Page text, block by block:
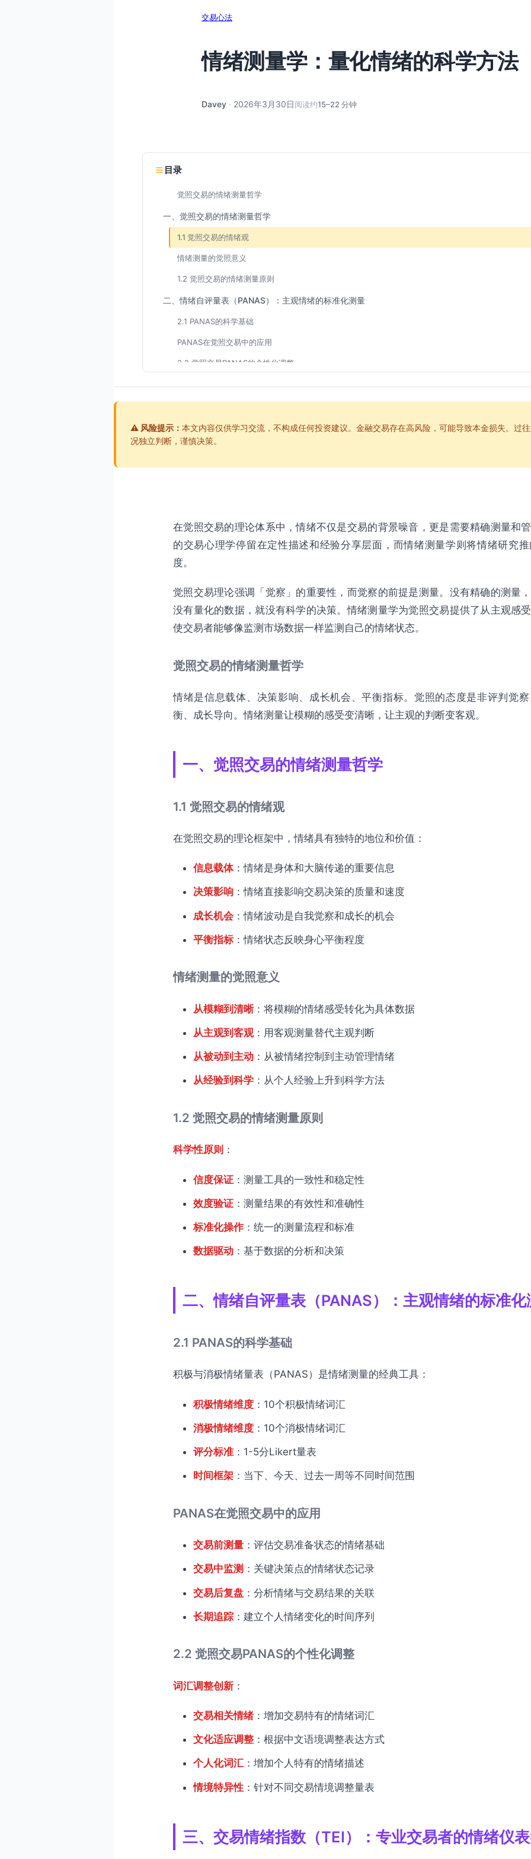
交易心法
情绪测量学：量化情绪的科学方法
Davey · 2026年3月30日阅读约15–22 分钟
目录
觉照交易的情绪测量哲学
一、觉照交易的情绪测量哲学
1.1 觉照交易的情绪观
情绪测量的觉照意义
1.2 觉照交易的情绪测量原则
二、情绪自评量表（PANAS）：主观情绪的标准化测量
2.1 PANAS的科学基础
PANAS在觉照交易中的应用
2.2 觉照交易PANAS的个性化调整
三、交易情绪指数（TEI）：专业交易者的情绪仪表盘
3.2 TEI的测量与计算
TEI在觉照交易实践中的应用
四、生理信号监测：身体的情绪数据流
五、行为模式分析：交易行为的情绪密码
5.1 交易行为的情绪表达
六、多方法整合：全面的情绪测量体系
6.1 整合测量的必要性
6.2 整合测量体系设计
7.1 案例一：从情绪盲目到情绪觉察
测量体系建立与觉照训练
测量适应与觉照理念融入
整合优化与觉照系统构建
8.2 学习与发展资源
九、常见问题与觉照解答
9.1 情绪测量是否违背觉照的非评判原则？
9.4 情绪测量的数据如何保护隐私？
⚠️ 风险提示： 本文内容仅供学习交流，不构成任何投资建议。金融交易存在高风险，可能导致本金损失。过
况独立判断，谨慎决策。
在觉照交易的理论体系中，情绪不仅是交易的背景噪音，更是需要精确测量和
的交易心理学停留在定性描述和经验分享层面，而情绪测量学则将情绪研究
度。
觉照交易理论强调「觉察」的重要性，而觉察的前提是测量。没有精确的测量
没有量化的数据，就没有科学的决策。情绪测量学为觉照交易提供了从主观感
使交易者能够像监测市场数据一样监测自己的情绪状态。
觉照交易的情绪测量哲学
情绪是信息载体、决策影响、成长机会、平衡指标。觉照的态度是非评判觉
衡、成长导向。情绪测量让模糊的感受变清晰，让主观的判断变客观。
一、觉照交易的情绪测量哲学
1.1 觉照交易的情绪观
在觉照交易的理论框架中，情绪具有独特的地位和价值：
信息载体：情绪是身体和大脑传递的重要信息
决策影响 ：情绪直接影响交易决策的质量和速度
成长机会 ：情绪波动是自我觉察和成长的机会
平衡指标：情绪状态反映身心平衡程度
情绪测量的觉照意义
从模糊到清晰：将模糊的情绪感受转化为具体数据
从主观到客观：用客观测量替代主观判断
从被动到主动 ：从被情绪控制到主动管理情绪
从经验到科学 ：从个人经验上升到科学方法
1.2 觉照交易的情绪测量原则
科学性原则 ：
信度保证 ：测量工具的一致性和稳定性
效度验证 ：测量结果的有效性和准确性
标准化操作：统一的测量流程和标准
数据驱动 ：基于数据的分析和决策
二、情绪自评量表（PANAS）：主观情绪的标准化
2.1 PANAS的科学基础
积极与消极情绪量表（PANAS）是情绪测量的经典工具：
积极情绪维度 ：10个积极情绪词汇
消极情绪维度 ：10个消极情绪词汇
评分标准 ：1-5分Likert量表
时间框架 ：当下、今天、过去一周等不同时间范围
PANAS在觉照交易中的应用
交易前测量 ：评估交易准备状态的情绪基础
交易中监测 ：关键决策点的情绪状态记录
交易后复盘 ：分析情绪与交易结果的关联
长期追踪 ：建立个人情绪变化的时间序列
2.2 觉照交易PANAS的个性化调整
词汇调整创新 ：
交易相关情绪 ：增加交易特有的情绪词汇
文化适应调整 ：根据中文语境调整表达方式
个人化词汇 ：增加个人特有的情绪描述
情境特异性 ：针对不同交易情境调整量表
三、交易情绪指数（TEI）：专业交易者的情绪仪